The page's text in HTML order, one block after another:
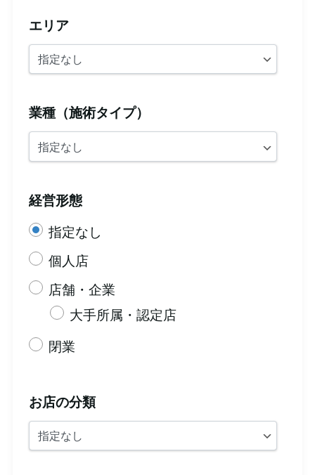
エリア
業種（施術タイプ）
経営形態
指定なし
個人店
店舗・企業
大手所属・認定店
閉業
お店の分類